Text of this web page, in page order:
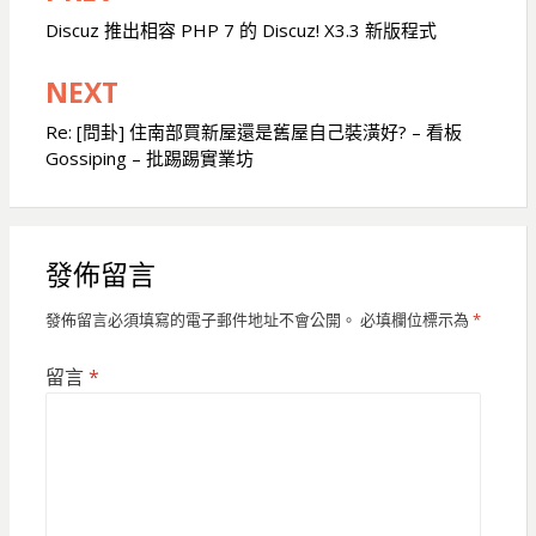
章
導
覽
Discuz 推出相容 PHP 7 的 Discuz! X3.3 新版程式
NEXT
Re: [問卦] 住南部買新屋還是舊屋自己裝潢好? – 看板
Gossiping – 批踢踢實業坊
發佈留言
發佈留言必須填寫的電子郵件地址不會公開。 必填欄位標示為 *
留言*